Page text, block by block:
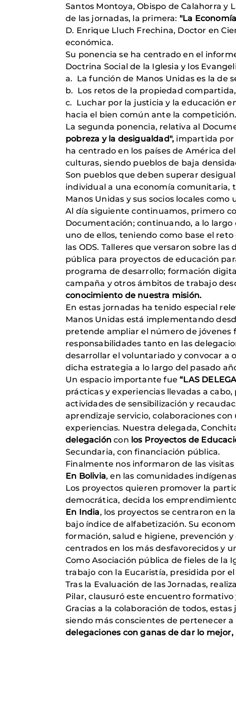
Santos Montoya, Obispo de Calahorra y
de las jornadas, la primera: "La
D. Enrique Lluch Frechina, Doctor en
económica.
Su ponencia se ha centrado en el
Doctrina Social de la Iglesia y los
a. La función de Manos Unidas es la de
b. Los retos de la propiedad
c. Luchar por la justicia y la educación
hacia el bien común ante la competición.
La segunda ponencia, relativa al
pobreza y la desigualdad", impartida por
ha centrado en los países de América
culturas, siendo pueblos de baja
Son pueblos que deben superar
individual a una economía comunitaria,
Manos Unidas y sus socios locales
Al día siguiente continuamos, primero
Documentación; continuando, a lo largo
uno de ellos, teniendo como base el
las ODS. Talleres que versaron sobre
pública para proyectos de educación
programa de desarrollo; formación
campaña y otros ámbitos de trabajo
conocimiento de nuestra misión.
En estas jornadas ha tenido especial
Manos Unidas está implementando
pretende ampliar el número de jóvenes
responsabilidades tanto en las
desarrollar el voluntariado y convocar a
dicha estrategia a lo largo del pasado
Un espacio importante fue“LAS
prácticas y experiencias llevadas a
actividades de sensibilización y
aprendizaje servicio, colaboraciones
experiencias. Nuestra delegada,
delegación con los Proyectos de
Secundaria, con financiación pública.
Finalmente nos informaron de las
En Bolivia, en las comunidades
Los proyectos quieren promover la
democrática, decida los
En India, los proyectos se centraron en
bajo índice de alfabetización. Su
formación, salud e higiene, prevención
centrados en los más desfavorecidos y
Como Asociación pública de fieles de la
trabajo con la Eucaristía, presidida por
Tras la Evaluación de las Jornadas,
Pilar, clausuró este encuentro formativo
Gracias a la colaboración de todos,
siendo más conscientes de pertenecer
delegaciones con ganas de dar lo